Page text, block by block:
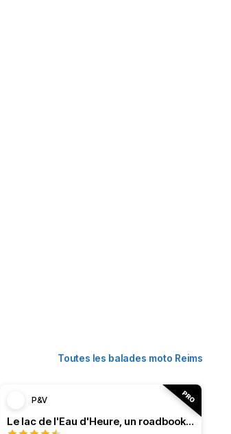
Toutes les balades moto Reims
P&V
Le lac de l'Eau d'Heure, un roadbook rafraîchissant